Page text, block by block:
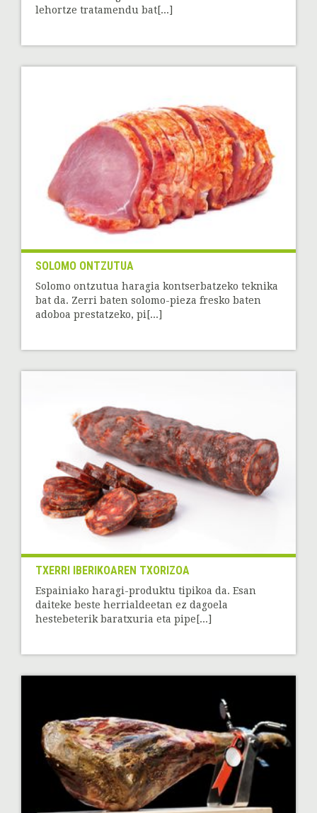
lehortze tratamendu bat[...]
SOLOMO ONTZUTUA
Solomo ontzutua haragia kontserbatzeko teknika
bat da. Zerri baten solomo-pieza fresko baten
adoboa prestatzeko, pi[...]
TXERRI IBERIKOAREN TXORIZOA
Espainiako haragi-produktu tipikoa da. Esan
daiteke beste herrialdeetan ez dagoela
hestebeterik baratxuria eta pipe[...]